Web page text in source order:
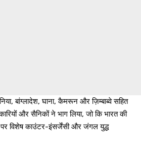
बांग्लादेश, घाना, कैमरून और ज़िम्बाब्वे सहित
और सैनिकों ने भाग लिया, जो कि भारत की
पर विशेष काउंटर-इंसर्जेंसी और जंगल युद्ध